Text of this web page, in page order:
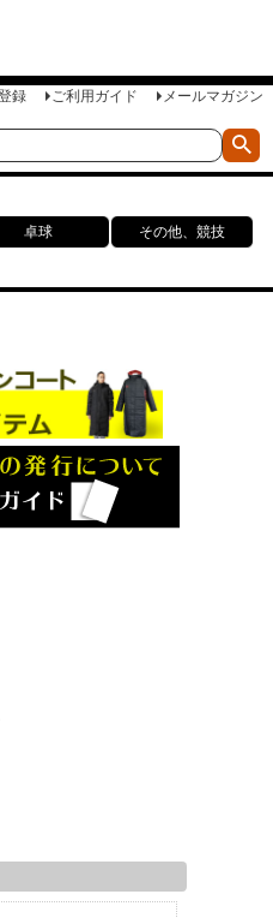
録 ご利用ガイド メールマガジン
卓球
その他、競技